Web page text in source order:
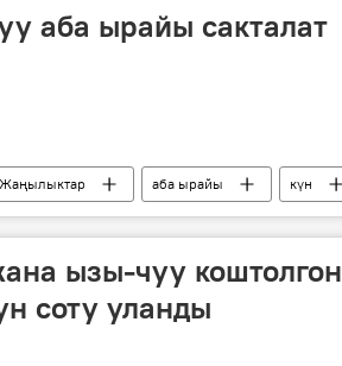
аба ырайы сакталат
Жаңылыктар аба ырайы күн
ызы-чуу коштолгон
соту уланды